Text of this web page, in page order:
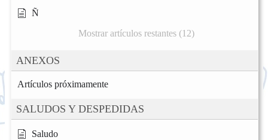
Ñ
Mostrar artículos restantes (12)
ANEXOS
Artículos próximamente
SALUDOS Y DESPEDIDAS
Saludo